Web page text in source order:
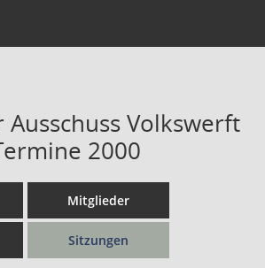
Volkswerft
2000
Mitglieder
Sitzungen